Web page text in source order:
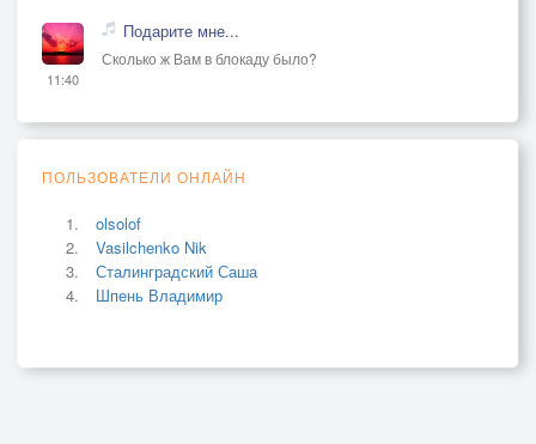
11:40
Подарите мне...
Сколько ж Вам в блокаду было?
ПОЛЬЗОВАТЕЛИ ОНЛАЙН
olsolof
Vasilchenko Nik
Сталинградский Саша
Шпень Владимир